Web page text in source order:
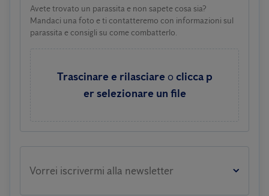
Avete trovato un parassita e non sapete cosa sia?
Mandaci una foto e ti contatteremo con informazioni sul
parassita e consigli su come combatterlo.
Trascinare e rilasciare o clicca p
er selezionare un file
Vorrei iscrivermi alla newsletter